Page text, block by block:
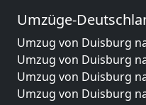
Umzüge-
Umzug von Duisburg
Umzug von Duisburg
Umzug von Duisburg
Umzug von Duisburg